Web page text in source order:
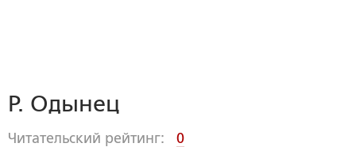
Р. Одынец
Читательский рейтинг: 0